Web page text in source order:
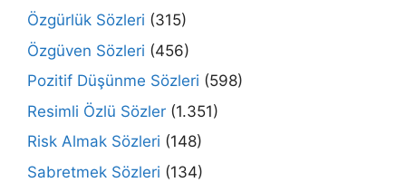
Özgürlük Sözleri (315)
Özgüven Sözleri (456)
Pozitif Düşünme Sözleri (598)
Resimli Özlü Sözler (1.351)
Risk Almak Sözleri (148)
Sabretmek Sözleri (134)